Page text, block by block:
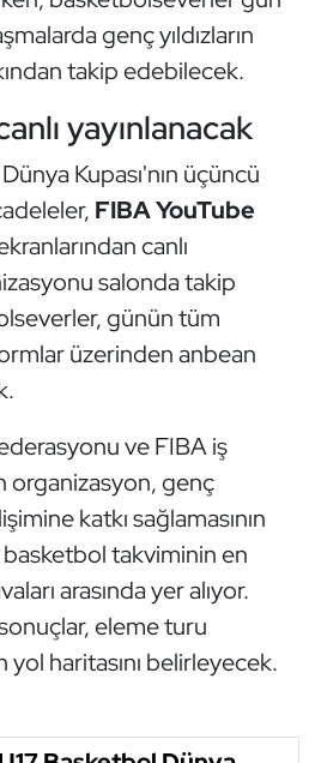
genç yıldızların
takip edebilecek.
yayınlanacak
Kupası'nın üçüncü
FIBA YouTube
canlı
salonda takip
günün tüm
üzerinden anbean
ve FIBA iş
organizasyon, genç
katkı sağlamasının
basketbol takviminin en
arasında yer alıyor.
eleme turu
yol haritasını belirleyecek.